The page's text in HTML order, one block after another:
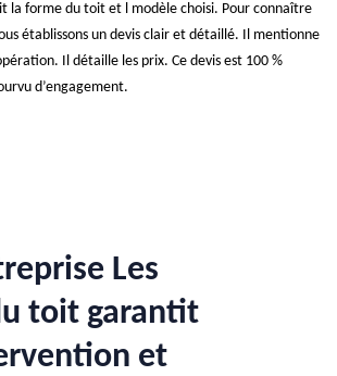
la forme du toit et l modèle choisi. Pour connaître
établissons un devis clair et détaillé. Il mentionne
Il détaille les prix. Ce devis est 100 %
d’engagement.
Les
toit garantit
et